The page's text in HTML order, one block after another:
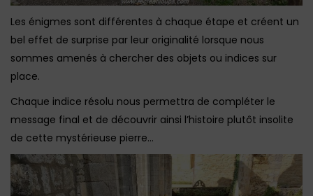
Les énigmes sont différentes à chaque étape et créent un
bel effet de surprise par leur originalité lorsque nous
sommes amenés à chercher des objets ou indices sur
place.
Chaque indice résolu nous permettra de compléter le
message final et de découvrir ainsi l’histoire plutôt insolite
de cette mystérieuse pierre…